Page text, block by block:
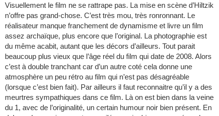
Visuellement le film ne se rattrape pas. La mise en scène d’Hiltzik
n’offre pas grand-chose. C’est très mou, très ronronnant. Le
réalisateur manque franchement de dynamisme et livre un film
assez archaïque, plus encore que l’original. La photographie est
du même acabit, autant que les décors d’ailleurs. Tout parait
beaucoup plus vieux que l’âge réel du film qui date de 2008. Alors
c’est à double tranchant car d’un autre coté cela donne une
atmosphère un peu rétro au film qui n’est pas désagréable
(lorsque c’est bien fait). Par ailleurs il faut reconnaitre qu’il y a des
meurtres sympathiques dans ce film. Là on est bien dans la veine
du 1, avec de l’originalité, un certain humour noir bien présent. En